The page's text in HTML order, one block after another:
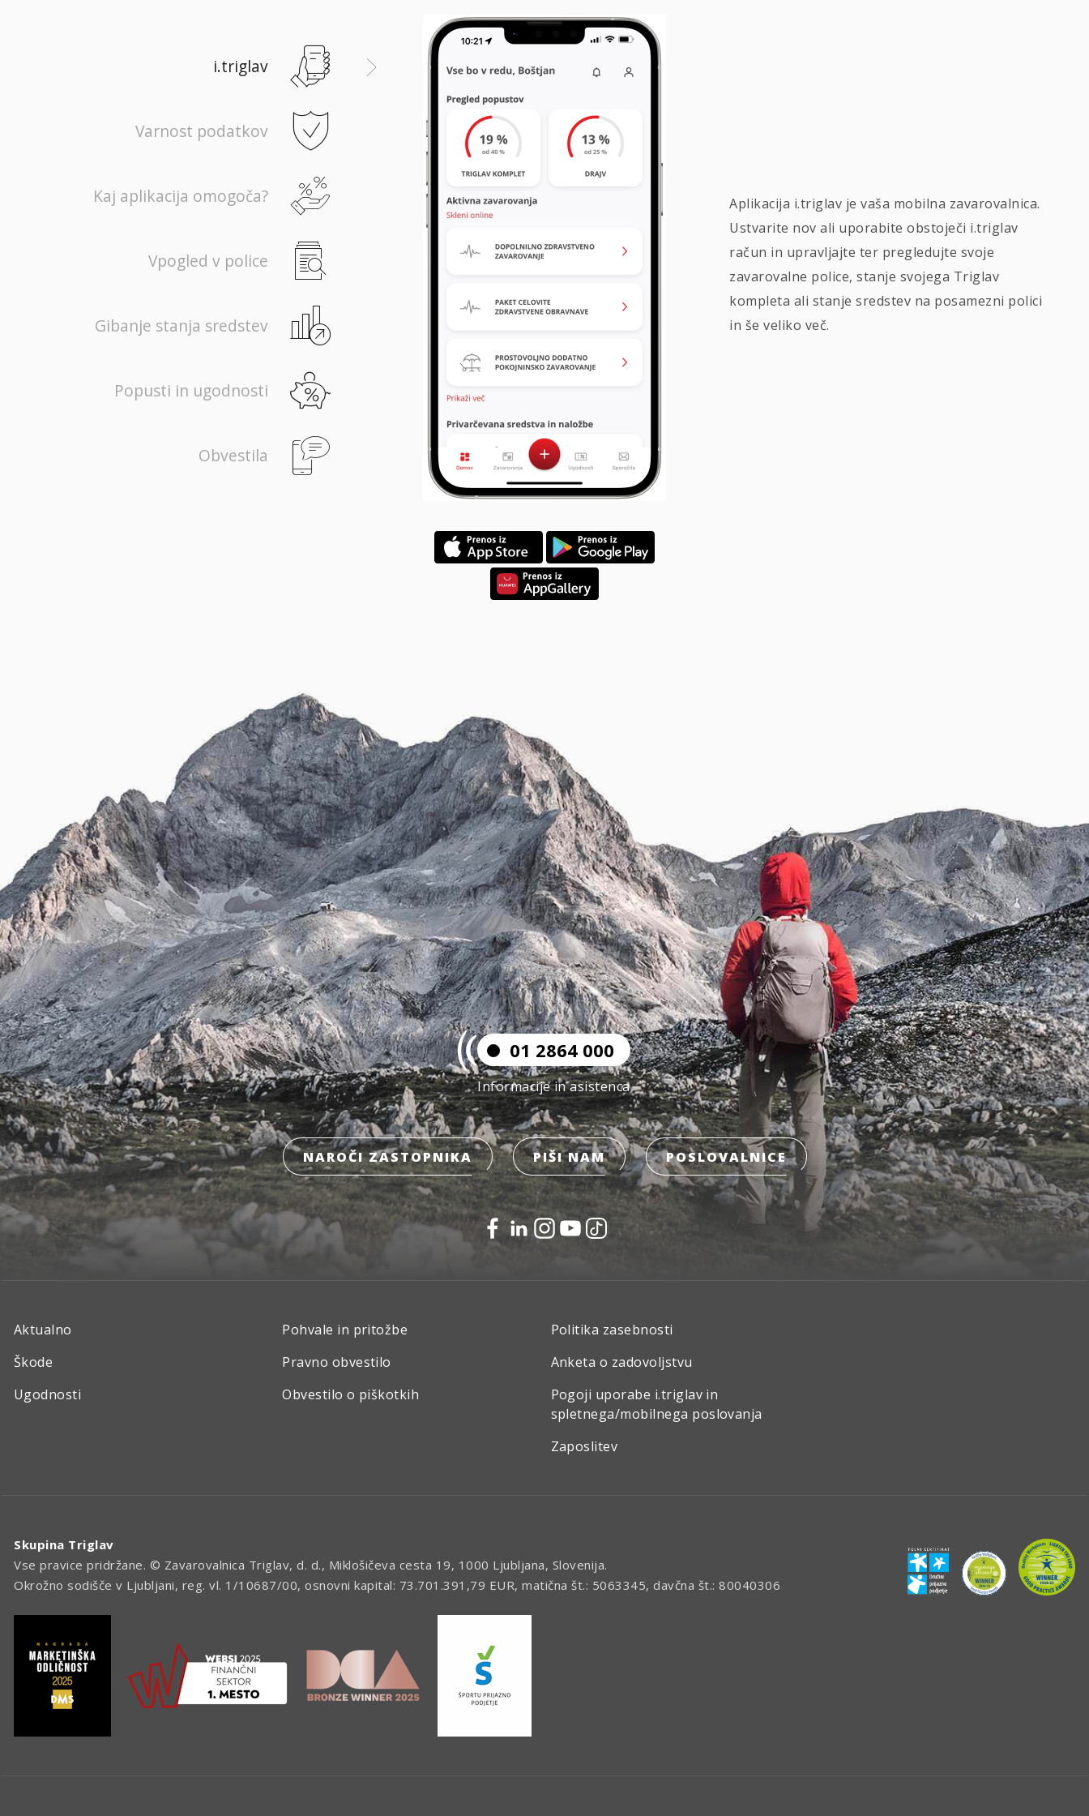
i.triglav
Varnost podatkov
Kaj aplikacija omogoča?
Vpogled v police
Gibanje stanja sredstev
Popusti in ugodnosti
Obvestila
Aplikacija i.triglav je vaša mobilna zavarovalnica.
Ustvarite nov ali uporabite obstoječi i.triglav
račun in upravljajte ter pregledujte svoje
zavarovalne police, stanje svojega Triglav
kompleta ali stanje sredstev na posamezni polici
in še veliko več.
01 2864 000
Informacije in asistenca
NAROČI ZASTOPNIKA PIŠI NAM POSLOVALNICE
Aktualno
Škode
Ugodnosti
Pohvale in pritožbe
Pravno obvestilo
Obvestilo o piškotkih
Politika zasebnosti
Anketa o zadovoljstvu
Pogoji uporabe i.triglav in
spletnega/mobilnega poslovanja
Zaposlitev
Skupina Triglav
Vse pravice pridržane. © Zavarovalnica Triglav, d. d., Miklošičeva cesta 19, 1000 Ljubljana, Slovenija.
Okrožno sodišče v Ljubljani, reg. vl. 1/10687/00, osnovni kapital: 73.701.391,79 EUR, matična št.: 5063345, davčna št.: 80040306